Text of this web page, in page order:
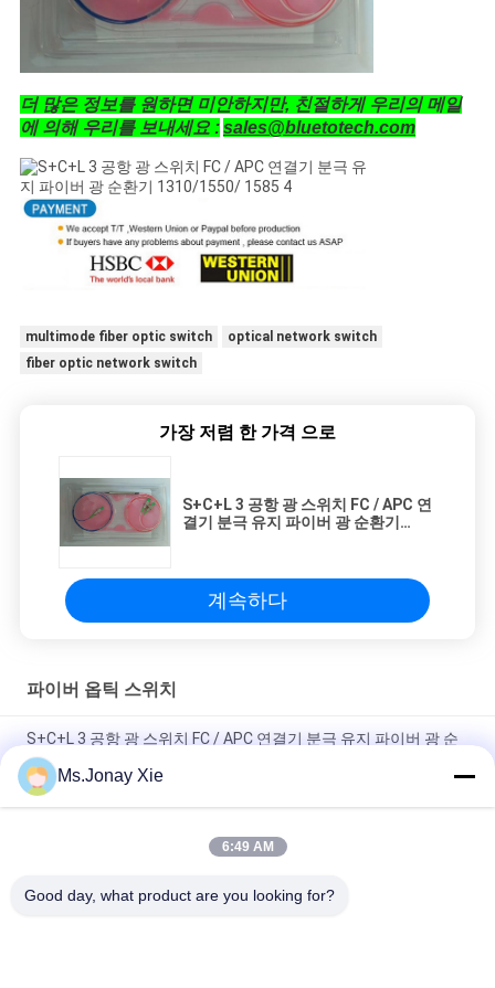
PRIVACY
POLICY
더 많은 정보를 원하면 미안하지만, 친절하게 우리의 메일
에 의해 우리를 보내세요 :sales@bluetotech.com
multimode fiber optic switch
optical network switch
fiber optic network switch
가장 저렴 한 가격 으로
S+C+L 3 공항 광 스위치 FC / APC 연
결기 분극 유지 파이버 광 순환기
계속하다
파이버 옵틱 스위치
S+C+L 3 공항 광 스위치 FC / APC 연결기 분극 유지 파이버 광 순
환기 1310/1550/ 1585
광 신호 도로/시스템 모니터링을 위한 경량 광케이블 스위치
높은 채널 고립을 가진 기계적인 광섬유 네트워크 스위치 2X2 단
Ms.Jonay Xie
6:49 AM
Good day, what product are you looking for?